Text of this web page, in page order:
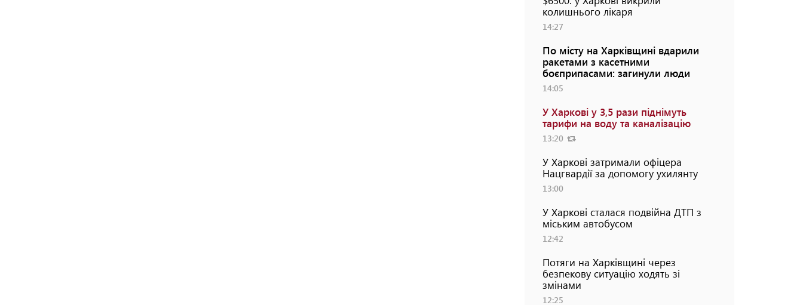
колишнього лікаря
14:27
По місту на Харківщині вдарили
ракетами з касетними
боєприпасами: загинули люди
14:05
У Харкові у 3,5 рази піднімуть
тарифи на воду та каналізацію
13:20
У Харкові затримали офіцера
Нацгвардії за допомогу ухилянту
13:00
У Харкові сталася подвійна ДТП з
міським автобусом
12:42
Потяги на Харківщині через
безпекову ситуацію ходять зі
змінами
12:25